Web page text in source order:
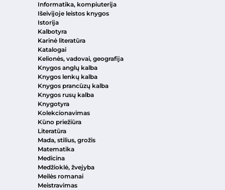
Informatika, kompiuterija
Išeivijoje leistos knygos
Istorija
Kalbotyra
Karinė literatūra
Katalogai
Kelionės, vadovai, geografija
Knygos anglų kalba
Knygos lenkų kalba
Knygos prancūzų kalba
Knygos rusų kalba
Knygotyra
Kolekcionavimas
Kūno priežiūra
Literatūra
Mada, stilius, grožis
Matematika
Medicina
Medžioklė, žvejyba
Meilės romanai
Meistravimas